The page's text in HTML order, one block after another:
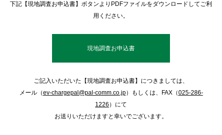
下記【現地調査お申込書】ボタンよりPDFファイルをダウンロードしてご利
用ください。
現地調査お申込書
ご記入いただいた【現地調査お申込書】につきましては、
メール（ev-chargepal@pal-comm.co.jp）もしくは、FAX（025-286-
1226 ）にて
お送りいただけますと幸いでございます。